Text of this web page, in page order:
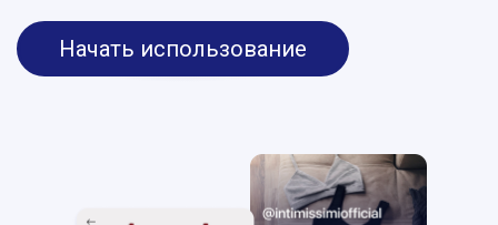
Начать использование